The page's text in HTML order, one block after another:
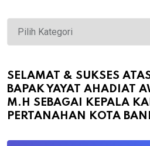
atas
Dilantiknya
Bapak
Ahadiat
SELAMAT & SUKSES
BAPAK YAYAT AHADIAT
M.H SEBAGAI KEPALA
PERTANAHAN KOTA